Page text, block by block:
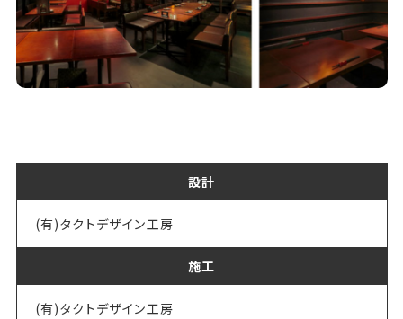
設計
(有)タクトデザイン工房
施工
(有)タクトデザイン工房